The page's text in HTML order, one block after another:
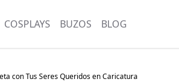
COSPLAYS BUZOS BLOG
con Tus Seres Queridos en Caricatura